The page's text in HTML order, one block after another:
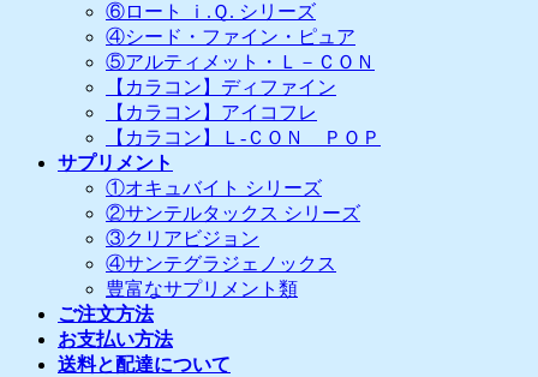
⑥ロート ｉ.Ｑ. シリーズ
④シード・ファイン・ピュア
⑤アルティメット・Ｌ－ＣＯＮ
【カラコン】ディファイン
【カラコン】アイコフレ
【カラコン】Ｌ-ＣＯＮ ＰＯＰ
サプリメント
①オキュバイト シリーズ
②サンテルタックス シリーズ
③クリアビジョン
④サンテグラジェノックス
豊富なサプリメント類
ご注文方法
お支払い方法
送料と配達について